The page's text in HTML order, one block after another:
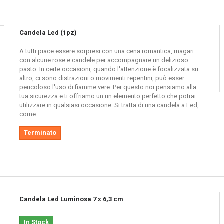
di atmosfere chill-out, i quali le useranno per rilassarsi ascoltando della
per decorare la casa il giorno di San Valentino al fine di degustare una
fanno si che non passino inosservate nemmeno nei luoghi pubblici. La
un sentiero luminoso usando le candele a luce led per illuminare il
celebrazioni come matrimoni,
Cogli l’offerta al volo e
sono i matrimoni.Potrai usarle in qualsiasi luogo, che sia
quest’apparenza semplice e classica nasconde un animo sofisticato e
separate le pile al fine di evitarne la consumazione prima del tempo.
e usufruire della lucentezza della tua strabiliante candela.
Candela Led (1pz)
A tutti piace essere sorpresi con una cena romantica, magari
con alcune rose e candele per accompagnare un delizioso
pasto. In certe occasioni, quando l'attenzione è focalizzata su
altro, ci sono distrazioni o movimenti repentini, può esser
pericoloso l'uso di fiamme vere. Per questo noi pensiamo alla
tua sicurezza e ti offriamo un un elemento perfetto che potrai
utilizzare in qualsiasi occasione. Si tratta di una candela a Led,
come...
Terminato
Candela Led Luminosa 7 x 6,3 cm
In Stock